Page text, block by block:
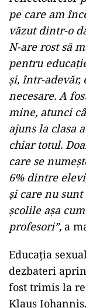
de educaţie
corespunzător.
„Nu are rost
lucrurile care
venit
reflectoarelor
pe care am
văzut dintr-o
N-are rost să
pentru
şi, într-adevăr,
necesare. A
mine, atunci
ajuns la clasa